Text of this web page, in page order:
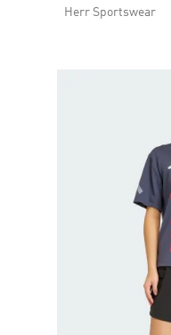
Herr Sportswear